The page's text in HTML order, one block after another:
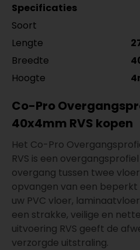
Specificaties
Soort
Lengte
Breedte
Hoogte
Co-Pro
40x4mm RVS kopen
Het Co-Pro
RVS is een
overgang tussen twee
opvangen van een
uw PVC vloer,
een strakke, veilige en
uitvoering RVS geeft de
verzorgde uitstraling.